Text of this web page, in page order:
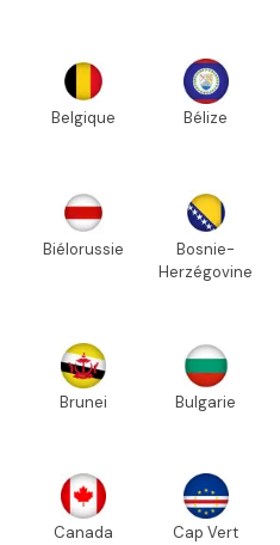
Belgique Bélize
Biélorussie
Bosnie-
Herzégovine
Brunei Bulgarie
Canada Cap Vert